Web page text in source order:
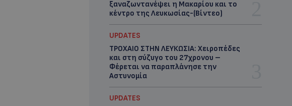
ξαναζωντανέψει η Μακαρίου και το
κέντρο της Λευκωσίας-(Βίντεο)
UPDATES
ΤΡΟΧΑΙΟ ΣΤΗΝ ΛΕΥΚΩΣΙΑ: Χειροπέδες
και στη σύζυγο του 27χρονου –
Φέρεται να παραπλάνησε την
Αστυνομία
UPDATES